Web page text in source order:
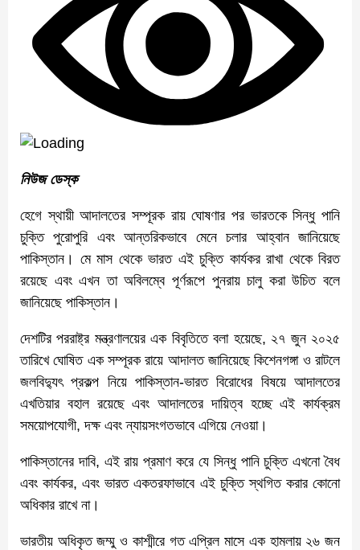
নিউজ ডেস্ক
হেগে স্থায়ী আদালতের সম্পূরক রায় ঘোষণার পর ভারতকে সিন্ধু পানি
চুক্তি পুরোপুরি এবং আন্তরিকভাবে মেনে চলার আহ্বান জানিয়েছে
পাকিস্তান। মে মাস থেকে ভারত এই চুক্তি কার্যকর রাখা থেকে বিরত
রয়েছে এবং এখন তা অবিলম্বে পূর্ণরূপে পুনরায় চালু করা উচিত বলে
জানিয়েছে পাকিস্তান।
দেশটির পররাষ্ট্র মন্ত্রণালয়ের এক বিবৃতিতে বলা হয়েছে, ২৭ জুন ২০২৫
তারিখে ঘোষিত এক সম্পূরক রায়ে আদালত জানিয়েছে কিশেনগঙ্গা ও রাটলে
জলবিদ্যুৎ প্রকল্প নিয়ে পাকিস্তান-ভারত বিরোধের বিষয়ে আদালতের
এখতিয়ার বহাল রয়েছে এবং আদালতের দায়িত্ব হচ্ছে এই কার্যক্রম
সময়োপযোগী, দক্ষ এবং ন্যায়সংগতভাবে এগিয়ে নেওয়া।
পাকিস্তানের দাবি, এই রায় প্রমাণ করে যে সিন্ধু পানি চুক্তি এখনো বৈধ
এবং কার্যকর, এবং ভারত একতরফাভাবে এই চুক্তি স্থগিত করার কোনো
অধিকার রাখে না।
ভারতীয় অধিকৃত জম্মু ও কাশ্মীরে গত এপ্রিল মাসে এক হামলায় ২৬ জন